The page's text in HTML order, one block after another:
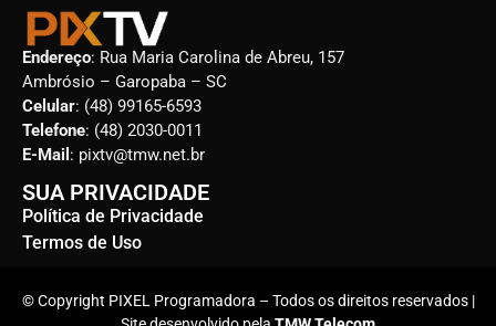
Endereço: Rua Maria Carolina de Abreu, 157
Ambrósio – Garopaba – SC
Celular: (48) 99165-6593
Telefone: (48) 2030-0011
E-Mail : pixtv@tmw.net.br
SUA PRIVACIDADE
Política de Privacidade
Termos de Uso
© Copyright PIXEL Programadora – Todos os direitos reservados |